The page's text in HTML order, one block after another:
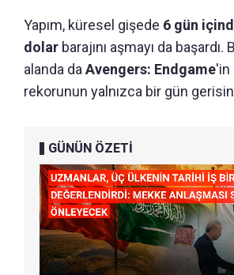
Yapım, küresel gişede 6 gün
dolar barajını aşmayı da başardı.
alanda da Avengers: Endgame'in
rekorunun yalnızca bir gün
GÜNÜN ÖZETİ